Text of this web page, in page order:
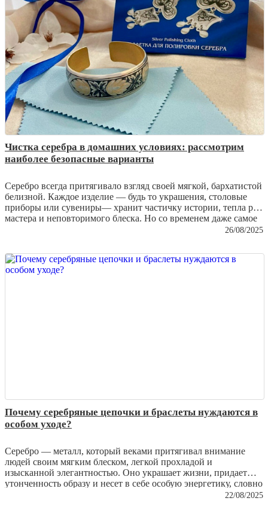
Чистка серебра в домашних условиях: рассмотрим
наиболее безопасные варианты
Серебро всегда притягивало взгляд своей мягкой, бархатистой
белизной. Каждое изделие — будь то украшения, столовые
приборы или сувениры— хранит частичку истории, тепла рук
мастера и неповторимого блеска. Но со временем даже самое
качественное серебро тускнеет, покрывается налетом и теряет
чистка, которую можно проводить дома. Важно лишь
выбирать безопасные методы, чтобы не повредить хрупкую
поверхность и сохранить ценность изделия.
26/08/2025
Почему серебряные цепочки и браслеты нуждаются в
особом уходе?
Серебро — металл, который веками притягивал внимание
людей своим мягким блеском, легкой прохладой и
изысканной элегантностью. Оно украшает жизни, придает
утонченность образу и несет в себе особую энергетику, словно
капля лунного света, застывшая в виде ювелирного изделия.
22/08/2025